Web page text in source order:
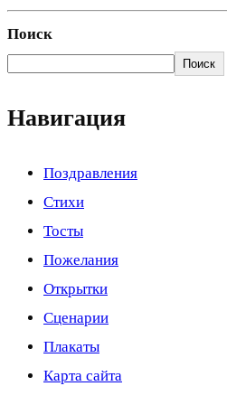
Поиск
Поиск
Навигация
Поздравления
Стихи
Тосты
Пожелания
Открытки
Сценарии
Плакаты
Карта сайта